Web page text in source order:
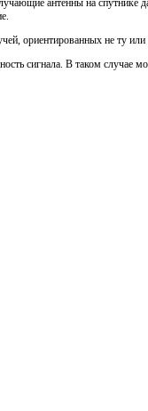
антенны на спутнике
ориентированных не ту
сигнала. В таком случае